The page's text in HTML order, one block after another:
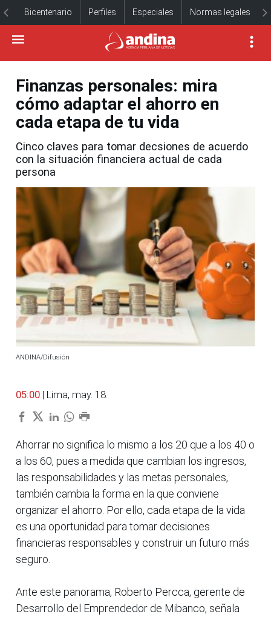
Bicentenario Perfiles Especiales Normas legales
Finanzas personales: mira
cómo adaptar el ahorro en
cada etapa de tu vida
Cinco claves para tomar decsiones de acuerdo
con la situación financiera actual de cada
persona
ANDINA/Difusión
05:00 | Lima, may. 18.
Ahorrar no significa lo mismo a los 20 que a los 40 o
a los 60, pues a medida que cambian los ingresos,
las responsabilidades y las metas personales,
también cambia la forma en la que conviene
organizar el ahorro. Por ello, cada etapa de la vida
es una oportunidad para tomar decisiones
financieras responsables y construir un futuro más
seguro.
Ante este panorama, Roberto Percca, gerente de
Desarrollo del Emprendedor de Mibanco, señala